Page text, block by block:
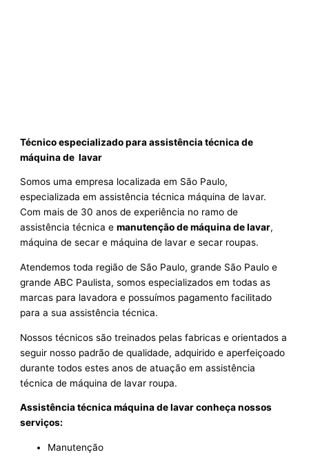
Técnico especializado para assistência técnica de
máquina de lavar
Somos uma empresa localizada em São Paulo,
especializada em assistência técnica máquina de lavar.
Com mais de 30 anos de experiência no ramo de
assistência técnica emanutenção de máquina de lavar,
máquina de secar e máquina de lavar e secar roupas.
Atendemos toda região de São Paulo, grande São Paulo e
grande ABC Paulista, somos especializados em todas as
marcas para lavadora e possuímos pagamento facilitado
para a sua assistência técnica.
Nossos técnicos são treinados pelas fabricas e orientados a
seguir nosso padrão de qualidade, adquirido e aperfeiçoado
durante todos estes anos de atuação em assistência
técnica de máquina de lavar roupa.
Assistência técnica máquina de lavar conheça nossos
serviços:
Manutenção